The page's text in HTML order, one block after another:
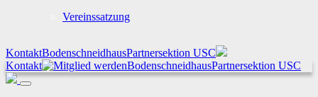
Vereinssatzung
KontaktBodenschneidhausPartnersektion USC
Kontakt
BodenschneidhausPartnersektion USC